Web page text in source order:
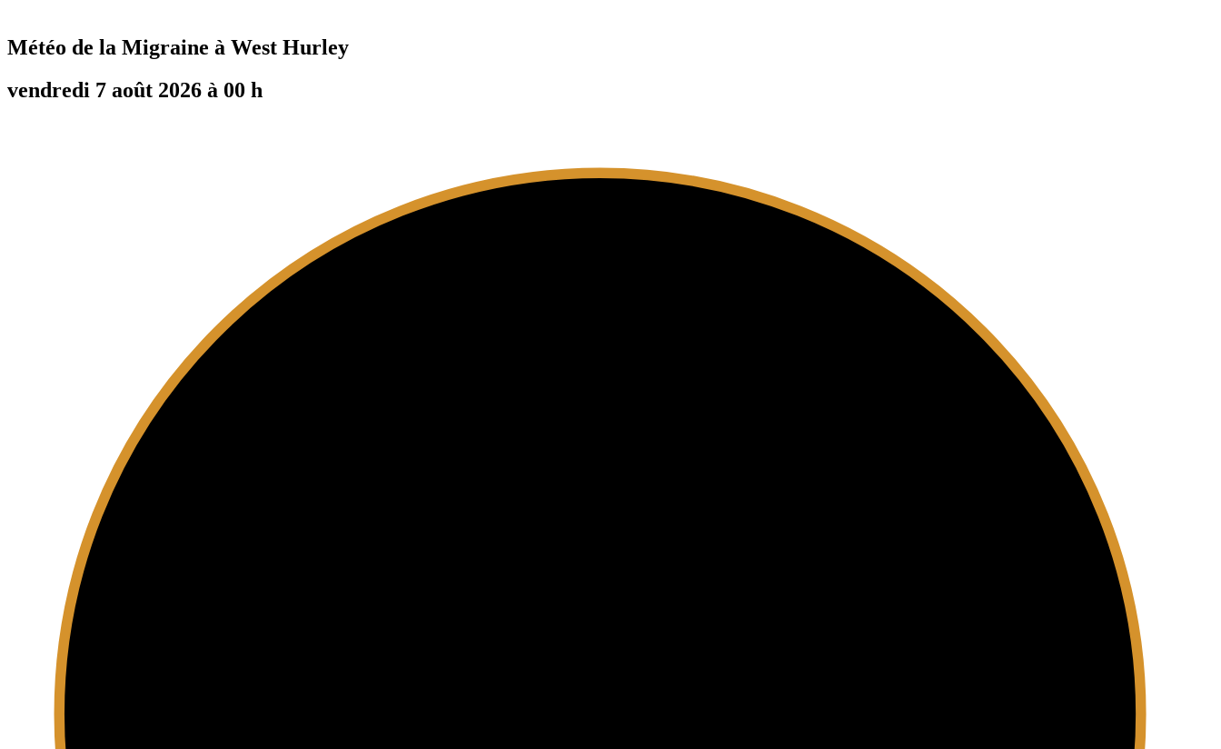
Météo de la Migraine à West Hurley
vendredi 7 août 2026 à 00 h